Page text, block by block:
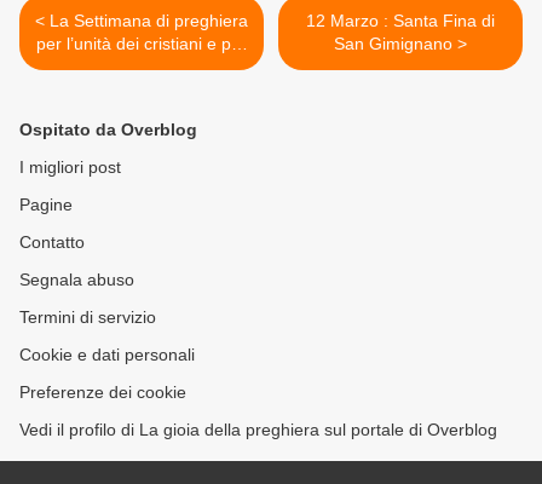
< La Settimana di preghiera
per l’unità dei cristiani e per
tutto l’anno 2017 - dal 18
12 Marzo : Santa Fina di
San Gimignano >
Ospitato da Overblog
I migliori post
Pagine
Contatto
Segnala abuso
Termini di servizio
Cookie e dati personali
Preferenze dei cookie
Vedi il profilo di La gioia della preghiera sul portale di Overblog